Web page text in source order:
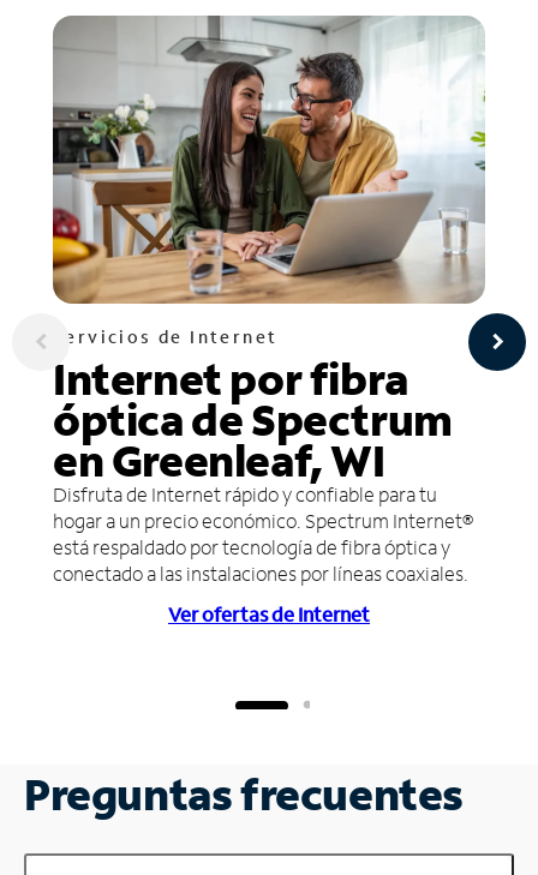
Servicios de Internet
Internet por fibra
óptica de Spectrum
en Greenleaf, WI
Disfruta de Internet rápido y confiable para tu
hogar a un precio económico. Spectrum Internet®
está respaldado por tecnología de fibra óptica y
conectado a las instalaciones por líneas coaxiales.
Ver ofertas de Internet
Preguntas frecuentes